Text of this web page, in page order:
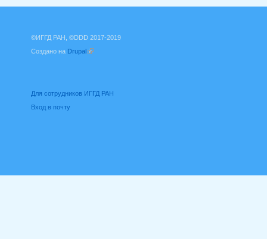
©ИГГД РАН, ©DDD 2017-2019
Создано на Drupal
Для сотрудников ИГГД РАН
Вход в почту